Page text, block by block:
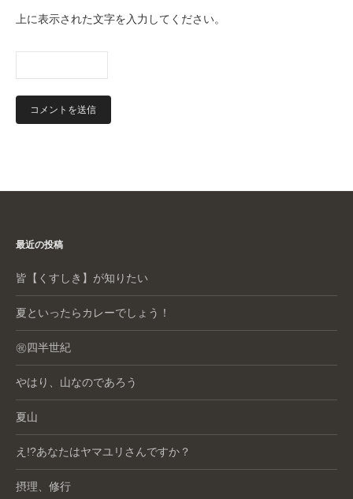
上に表示された文字を入力してください。
最近の投稿
皆【くすしき】が知りたい
夏といったらカレーでしょう！
㊗️四半世紀
やはり、山なのであろう
夏山
え!?あなたはヤマユリさんですか？
摂理、修行